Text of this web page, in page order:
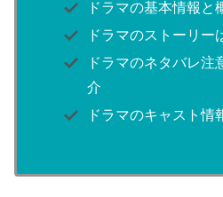
ドラマの基本情報と
ドラマのストーリー
ドラマのネタバレ注
介
ドラマのキャスト情